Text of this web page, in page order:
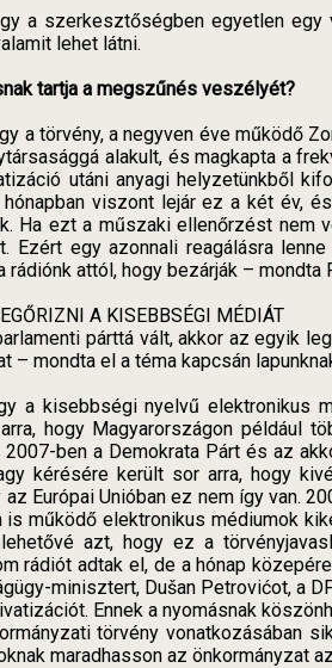
a szerkesztőségben egyetlen
lehet látni.
tartja a megszűnés veszélyét?
a törvény, a negyven éve működő
alakult, és magkapta a
utáni anyagi helyzetünkből
viszont lejár ez a két év,
Ha ezt a műszaki ellenőrzést nem
Ezért egy azonnali reagálásra
rádiónk attól, hogy bezárják –
A KISEBBSÉGI MÉDIÁT
párttá vált, akkor az egyik
– mondta el a téma kapcsán
a kisebbségi nyelvű elektronikus
hogy Magyarországon például
ben a Demokrata Párt és az
kérésére került sor arra, hogy
Európai Unióban ez nem így van.
működő elektronikus médiumok
azt, hogy ez a
rádiót adtak el, de a hónap
minisztert, Dušan Petrovićot, a
Ennek a nyomásnak
törvény vonatkozásában
maradhasson az önkormányzat